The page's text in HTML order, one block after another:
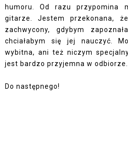
humoru. Od razu przypomina
gitarze. Jestem przekonana,
zachwycony, gdybym
chciałabym się jej nauczyć.
wybitna, ani też niczym
jest bardzo przyjemna w odbiorze.
Do następnego!